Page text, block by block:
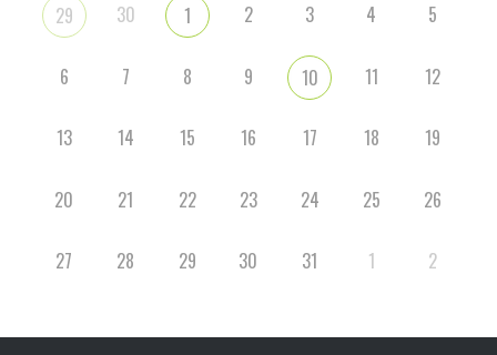
29 30 1 2 3 4 5
6 7 8 9 10 11 12
13 14 15 16 17 18 19
20 21 22 23 24 25 26
27 28 29 30 31 1 2